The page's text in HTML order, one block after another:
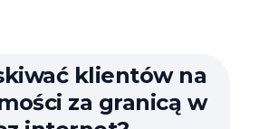
klientów na
za granicą w